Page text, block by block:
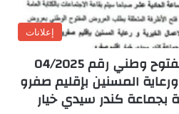
إعلانات
إعلان عن طلب عروض مفتوح وطني رقم 04/2025
المسنين بإقليم صفرو
بجماعة كندر سيدي خيار